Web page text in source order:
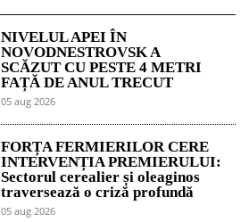
NIVELUL APEI ÎN
NOVODNESTROVSK A
SCĂZUT CU PESTE 4 METRI
FAȚĂ DE ANUL TRECUT
05 aug 2026
FORȚA FERMIERILOR CERE
INTERVENȚIA PREMIERULUI:
Sectorul cerealier și oleaginos
traversează o criză profundă
05 aug 2026